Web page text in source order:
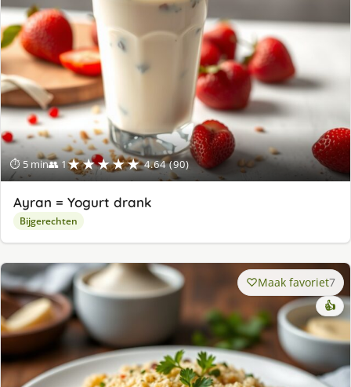
⏱ 5 min👥 1★★★★★ 4.64 (90)
Ayran = Yogurt drank
Bijgerechten
Maak favoriet7
👍